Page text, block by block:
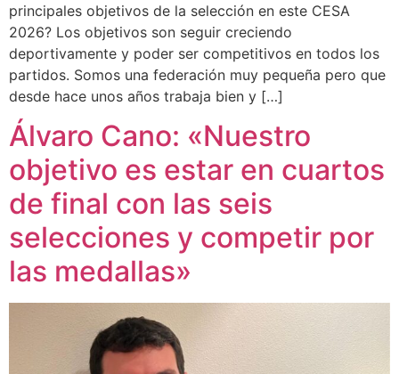
principales objetivos de la selección en este CESA
2026? Los objetivos son seguir creciendo
deportivamente y poder ser competitivos en todos los
partidos. Somos una federación muy pequeña pero que
desde hace unos años trabaja bien y […]
Álvaro Cano: «Nuestro
objetivo es estar en cuartos
de final con las seis
selecciones y competir por
las medallas»